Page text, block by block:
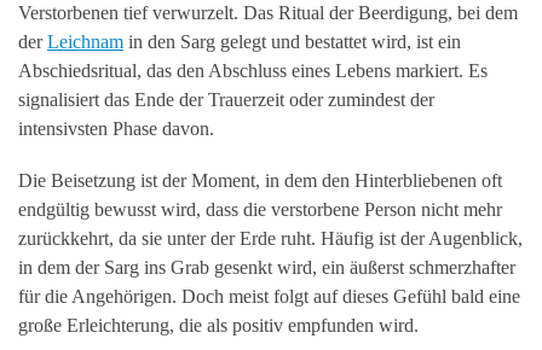
Verstorbenen tief verwurzelt. Das Ritual der Beerdigung, bei dem
derLeichnam in den Sarg gelegt und bestattet wird, ist ein
Abschiedsritual, das den Abschluss eines Lebens markiert. Es
signalisiert das Ende der Trauerzeit oder zumindest der
intensivsten Phase davon.
Die Beisetzung ist der Moment, in dem den Hinterbliebenen oft
endgültig bewusst wird, dass die verstorbene Person nicht mehr
zurückkehrt, da sie unter der Erde ruht. Häufig ist der Augenblick,
in dem der Sarg ins Grab gesenkt wird, ein äußerst schmerzhafter
für die Angehörigen. Doch meist folgt auf dieses Gefühl bald eine
große Erleichterung, die als positiv empfunden wird.